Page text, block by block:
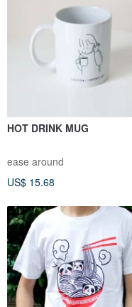
HOT DRINK MUG
ease around
US$ 15.68